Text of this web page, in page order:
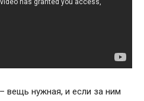
вещь нужная, и если за ним